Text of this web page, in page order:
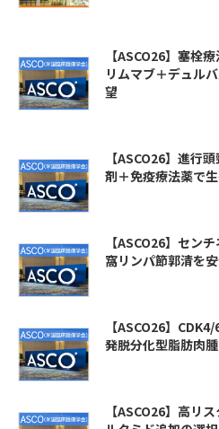
【ASCO26】塞栓
リムマブ＋デュル
望
【ASCO26】進行
剤＋免疫療法薬で
【ASCO26】セン
窩リンパ節郭清を
【ASCO26】
発脱分化型脂肪肉
【ASCO26】高リ